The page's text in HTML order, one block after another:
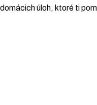
úloh, ktoré ti